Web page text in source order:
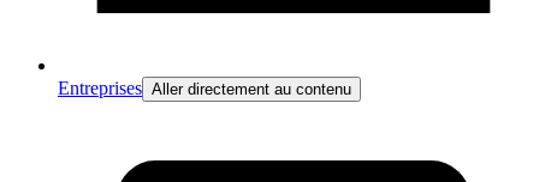
Entreprises Aller directement au contenu